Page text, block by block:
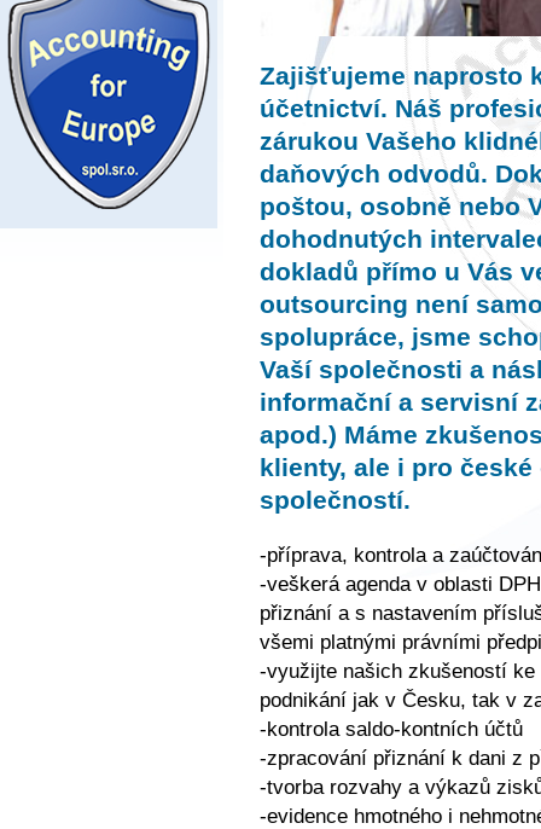
Zajišťujeme naprosto
účetnictví. Náš
zárukou Vašeho
daňových odvodů.
poštou, osobně nebo
dohodnutých
dokladů přímo u Vás
outsourcing není
spolupráce, jsme
Vaší společnosti a
informační a servisní
apod.) Máme
klienty, ale i pro
společností.
-příprava, kontrola a
-veškerá agenda v oblasti
přiznání a s nastavením
všemi platnými právními
-využijte našich zkušeností
podnikání jak v Česku, tak v
-kontrola saldo-kontních účtů
-zpracování přiznání k dani z
-tvorba rozvahy a výkazů
-evidence hmotného i